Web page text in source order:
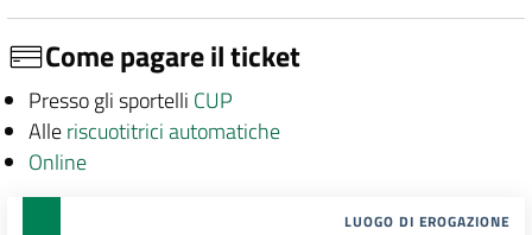
Come pagare il ticket
Presso gli sportelli CUP
Alleriscuotitrici automatiche
Online
LUOGO DI EROGAZIONE